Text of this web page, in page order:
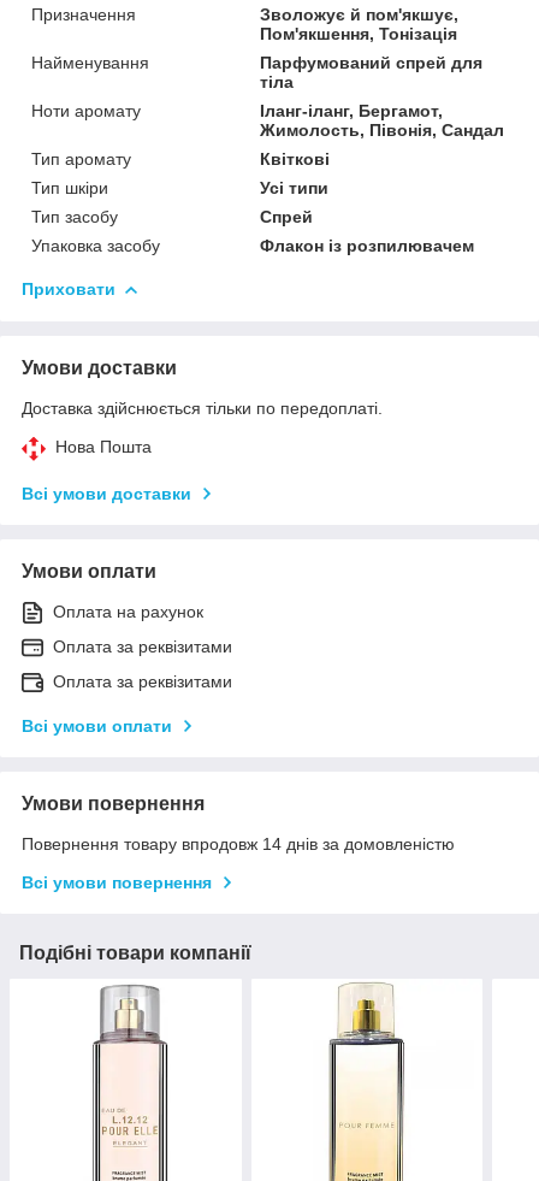
Призначення
Зволожує й пом'якшує,
Пом'якшення, Тонізація
Найменування
Парфумований спрей для
тіла
Ноти аромату
Іланг-іланг, Бергамот,
Жимолость, Півонія, Сандал
Тип аромату
Квіткові
Тип шкіри
Усі типи
Тип засобу
Спрей
Упаковка засобу
Флакон із розпилювачем
Приховати
Умови доставки
Доставка здійснюється тільки по передоплаті.
Нова Пошта
Всі умови доставки
Умови оплати
Оплата на рахунок
Оплата за реквізитами
Оплата за реквізитами
Всі умови оплати
Умови повернення
Повернення товару впродовж 14 днів за домовленістю
Всі умови повернення
Подібні товари компанії